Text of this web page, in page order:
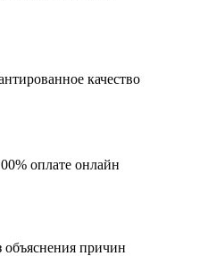
качество
оплате онлайн
объяснения причин